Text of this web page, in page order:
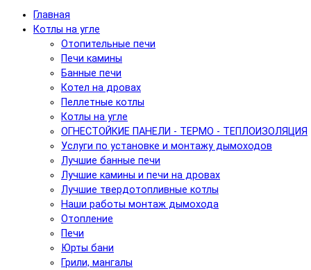
Главная
Котлы на угле
Отопительные печи
Печи камины
Банные печи
Котел на дровах
Пеллетные котлы
Котлы на угле
ОГНЕСТОЙКИЕ ПАНЕЛИ - ТЕРМО - ТЕПЛОИЗОЛЯЦИЯ
Услуги по установке и монтажу дымоходов
Лучшие банные печи
Лучшие камины и печи на дровах
Лучшие твердотопливные котлы
Наши работы монтаж дымохода
Отопление
Печи
Юрты бани
Грили, мангалы